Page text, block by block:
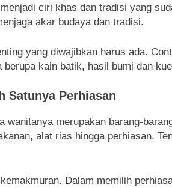
ciri khas dan tradisi yang
akar budaya dan tradisi.
yang diwajibkan harus ada.
kain batik, hasil bumi dan
Satunya Perhiasan
merupakan barang-
alat rias hingga perhiasan.
Dalam memilih